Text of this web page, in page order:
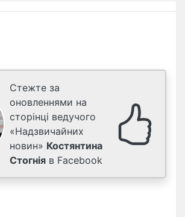
Стежте за
оновленнями на
сторінці ведучого
«Надзвичайних
новин» Костянтина
Стогнія в Facebook